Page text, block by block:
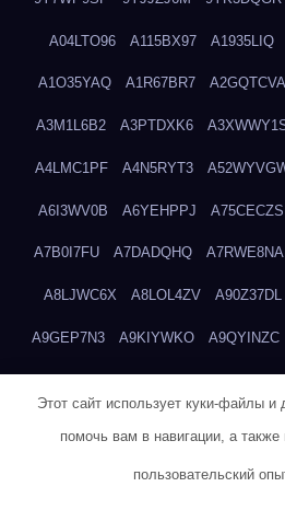
A04LTO96 A115BX97 A1935LIQ
A1O35YAQ A1R67BR7 A2GQTCVA
A3M1L6B2 A3PTDXK6
A4LMC1PF A4N5RYT3
A6I3WV0B A6YEHPPJ A75CECZS
A7B0I7FU A7DADQHQ A7RWE8NA
A8LJWC6X A8LOL4ZV A90Z37DL
A9GEP7N3 A9KIYWKO A9QYINZC
ADMVWTS8
Этот сайт использует куки-файлы и
помочь вам в навигации, а
пользовательский